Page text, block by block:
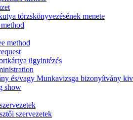
törzskönyvezésének menete
method
ügyintézés
és/vagy Munkavizsga bizonyítvány
show
szervezetek